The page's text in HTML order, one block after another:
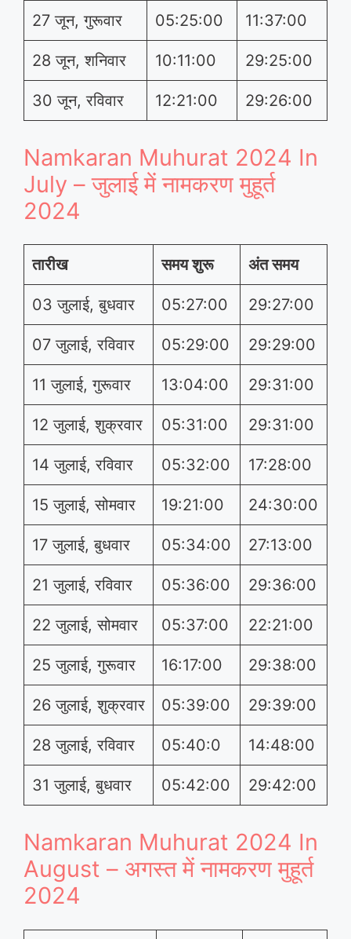
27 जून, गुरूवार 05:25:00 11:37:00
28 जून, शनिवार 10:11:00 29:25:00
30 जून, रविवार 12:21:00 29:26:00
Namkaran Muhurat 2024 In
July – जुलाई में नामकरण मुहूर्त
2024
तारीख समय शुरू अंत समय
03 जुलाई, बुधवार 05:27:00 29:27:00
07 जुलाई, रविवार 05:29:00 29:29:00
11 जुलाई, गुरूवार 13:04:00 29:31:00
12 जुलाई, शुक्रवार 05:31:00 29:31:00
14 जुलाई, रविवार 05:32:00 17:28:00
15 जुलाई, सोमवार 19:21:00 24:30:00
17 जुलाई, बुधवार 05:34:00 27:13:00
21 जुलाई, रविवार 05:36:00 29:36:00
22 जुलाई, सोमवार 05:37:00 22:21:00
25 जुलाई, गुरूवार 16:17:00 29:38:00
26 जुलाई, शुक्रवार 05:39:00 29:39:00
28 जुलाई, रविवार 05:40:0 14:48:00
31 जुलाई, बुधवार 05:42:00 29:42:00
Namkaran Muhurat 2024 In
August – अगस्त में नामकरण मुहूर्त
2024